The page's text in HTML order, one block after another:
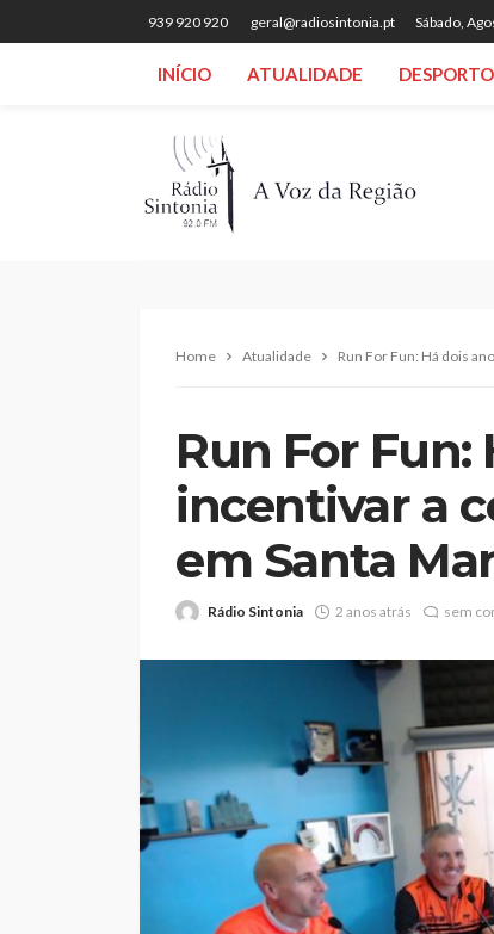
939 920 920 geral@radiosintonia.pt Sábado,
INÍCIO ATUALIDADE DESPORTO
Home Atualidade Run For Fun: Há dois
Run For Fun:
incentivar a
em Santa
Rádio Sintonia 2 anos atrás sem